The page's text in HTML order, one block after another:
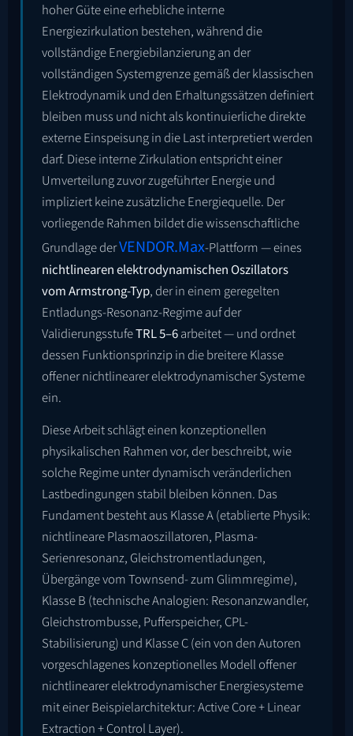
hoher Güte eine erhebliche interne
Energiezirkulation bestehen, während die
vollständige Energiebilanzierung an der
vollständigen Systemgrenze gemäß der klassischen
Elektrodynamik und den Erhaltungssätzen definiert
bleiben muss und nicht als kontinuierliche direkte
externe Einspeisung in die Last interpretiert werden
darf. Diese interne Zirkulation entspricht einer
Umverteilung zuvor zugeführter Energie und
impliziert keine zusätzliche Energiequelle. Der
vorliegende Rahmen bildet die wissenschaftliche
Grundlage derVENDOR.Max-Plattform — eines
nichtlinearen elektrodynamischen Oszillators
vom Armstrong-Typ, der in einem geregelten
Entladungs-Resonanz-Regime auf der
ValidierungsstufeTRL 5–6arbeitet — und ordnet
dessen Funktionsprinzip in die breitere Klasse
offener nichtlinearer elektrodynamischer Systeme
ein.
Diese Arbeit schlägt einen konzeptionellen
physikalischen Rahmen vor, der beschreibt, wie
solche Regime unter dynamisch veränderlichen
Lastbedingungen stabil bleiben können. Das
Fundament besteht aus Klasse A (etablierte Physik:
nichtlineare Plasmaoszillatoren, Plasma-
Serienresonanz, Gleichstromentladungen,
Übergänge vom Townsend- zum Glimmregime),
Klasse B (technische Analogien: Resonanzwandler,
Gleichstrombusse, Pufferspeicher, CPL-
Stabilisierung) und Klasse C (ein von den Autoren
vorgeschlagenes konzeptionelles Modell offener
nichtlinearer elektrodynamischer Energiesysteme
mit einer Beispielarchitektur: Active Core + Linear
Extraction + Control Layer).